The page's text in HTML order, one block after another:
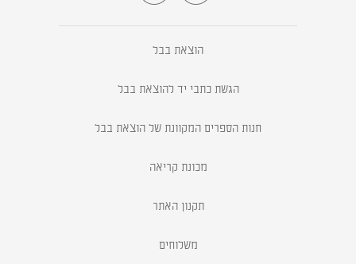
הוצאת בבל
הגשת כתבי יד להוצאת בבל
חנות הספרים המקוונת של הוצאת בבל
מכונת קריאה
תקנון האתר
משלוחים